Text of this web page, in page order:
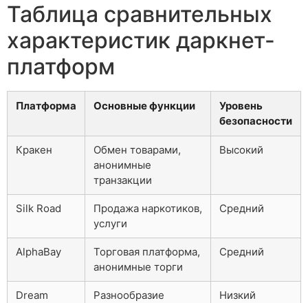
Таблица сравнительных
характеристик даркнет-
платформ
Платформа Основные функции
Уровень
безопасности
Кракен
Обмен товарами,
анонимные
транзакции
Высокий
Silk Road
Продажа наркотиков,
услуги
Средний
AlphaBay
Торговая платформа,
анонимные торги
Средний
Dream
Разнообразие
Низкий